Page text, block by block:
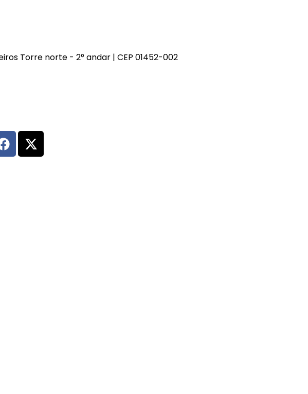
Torre norte - 2° andar | CEP 01452-002